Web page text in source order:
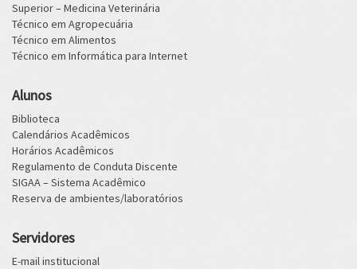
Superior – Medicina Veterinária
Técnico em Agropecuária
Técnico em Alimentos
Técnico em Informática para Internet
Alunos
Biblioteca
Calendários Acadêmicos
Horários Acadêmicos
Regulamento de Conduta Discente
SIGAA – Sistema Acadêmico
Reserva de ambientes/laboratórios
Servidores
E-mail institucional